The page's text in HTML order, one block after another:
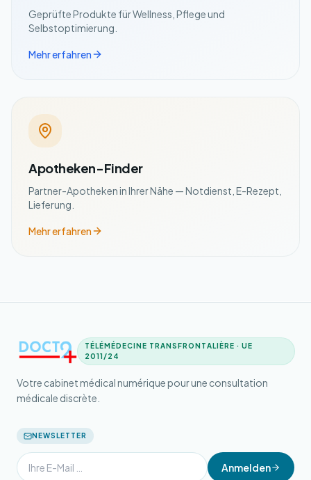
Geprüfte Produkte für Wellness, Pflege und
Selbstoptimierung.
Mehr erfahren
Apotheken-Finder
Partner-Apotheken in Ihrer Nähe — Notdienst, E-Rezept,
Lieferung.
Mehr erfahren
TÉLÉMÉDECINE TRANSFRONTALIÈRE · UE
2011/24
Votre cabinet médical numérique pour une consultation
médicale discrète.
NEWSLETTER
Anmelden